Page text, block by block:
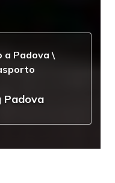
a Padova\
Padova